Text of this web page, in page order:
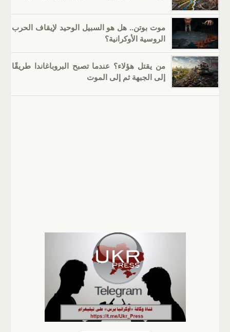
موت بوتن.. هل هو السبيل الوحيد لإيقاف الحرب
الروسية الأوكرانية؟
من يقتل هؤلاء؟ عندما تصبح البروباغاندا طريقًا
إلى الجبهة ثم إلى الموت